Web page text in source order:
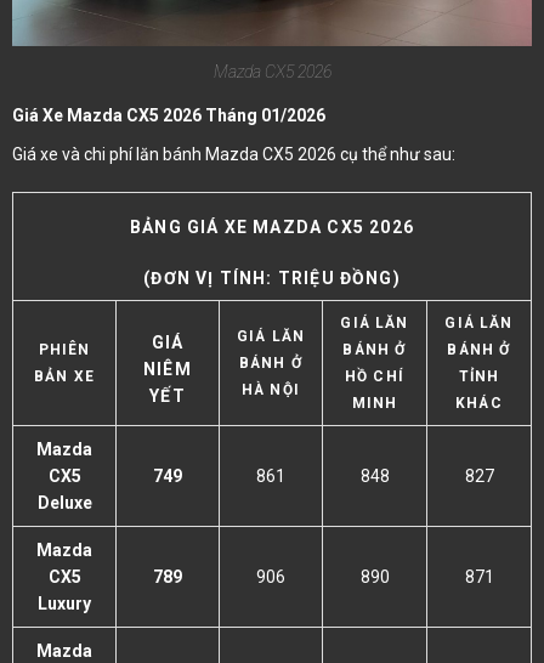
Mazda CX5 2026
Giá Xe Mazda CX5 2026 Tháng 01/2026
Giá xe và chi phí lăn bánh Mazda CX5 2026 cụ thể như sau:
BẢNG GIÁ XE MAZDA CX5 2026
(ĐƠN VỊ TÍNH: TRIỆU ĐỒNG)
PHIÊN
BẢN XE
GIÁ
NIÊM
YẾT
GIÁ LĂN
BÁNH Ở
HÀ NỘI
GIÁ LĂN
BÁNH Ở
HỒ CHÍ
MINH
GIÁ LĂN
BÁNH Ở
TỈNH
KHÁC
Mazda
CX5
Deluxe
749 861 848 827
Mazda
CX5
Luxury
789 906 890 871
Mazda